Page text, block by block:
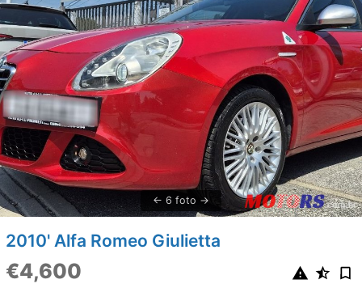
6 foto
2010' Alfa Romeo Giulietta
€4,600